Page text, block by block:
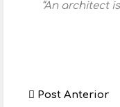
“An architect
Post Anterior